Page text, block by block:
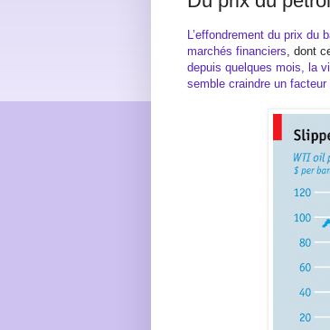
L’effondrement du prix du
marchés financiers , dont
depuis quelques mois, la
semble craindre un facteur